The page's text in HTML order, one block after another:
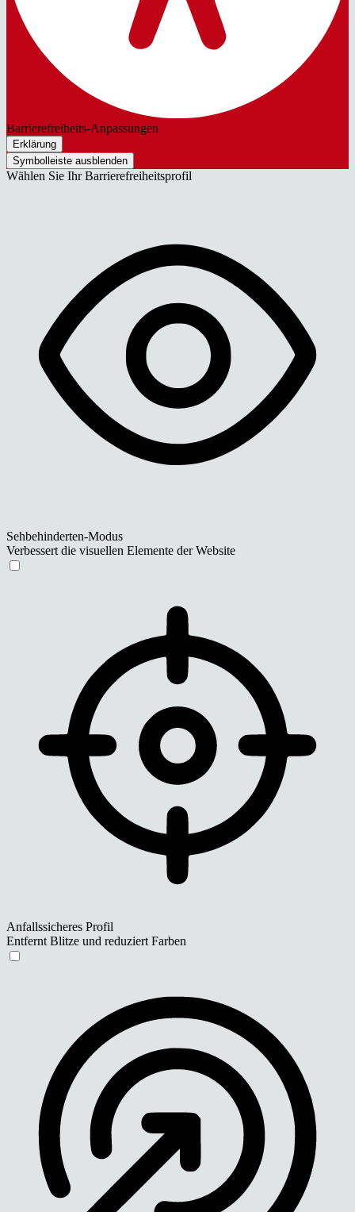
Barrierefreiheits-Anpassungen
Erklärung
Symbolleiste ausblenden
Wählen Sie Ihr Barrierefreiheitsprofil
Sehbehinderten-Modus
Verbessert die visuellen Elemente der Website
Anfallssicheres Profil
Entfernt Blitze und reduziert Farben